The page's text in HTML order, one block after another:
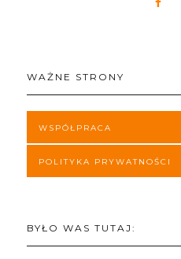
WAŻNE STRONY
WSPÓŁPRACA
POLITYKA PRYWATNOŚCI
BYŁO WAS TUTAJ: